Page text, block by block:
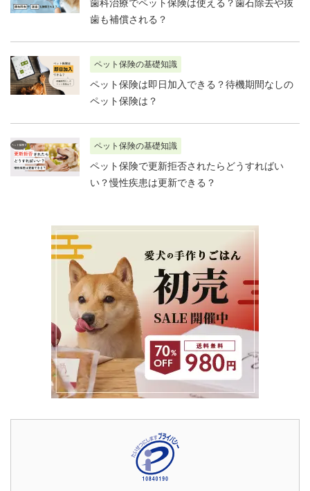
歯科治療でペット保険は使える？歯石除去や抜
歯も補償される？
ペット保険の基礎知識
ペット保険は即日加入できる？待機期間なしの
ペット保険は？
ペット保険の基礎知識
ペット保険で更新拒否されたらどうすればい
い？慢性疾患は更新できる？